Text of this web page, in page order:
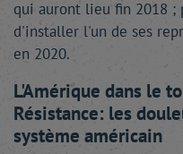
qui auront lieu fin 2018 ;
d'installer l'un de ses
en 2020.
L'Amérique dans le
Résistance: les
système américain